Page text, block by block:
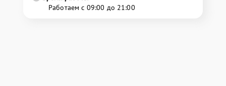
Работаем с 09:00 до 21:00